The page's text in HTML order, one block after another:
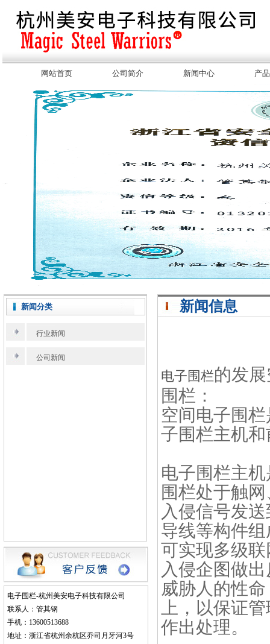
网站首页 公司简介 新闻中心 产
新闻分类
行业新闻
公司新闻
电子围栏-杭州美安电子科技有限公司
联系人：管其钢
手机：13600513688
地址：浙江省杭州余杭区乔司月牙河3号
新闻信息
电子围栏的发
围栏：
空间电子围
子围栏主机
电子围栏主
围栏处于触
入侵信号发
导线等构件
可实现多级
入侵企图做
威胁人的性
上，以保证
作出处理。